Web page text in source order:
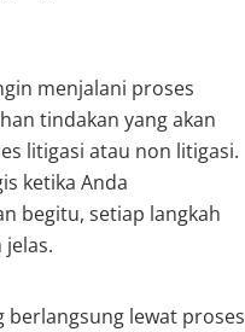
menjalani proses
tindakan yang akan
litigasi atau non litigasi.
ketika Anda
begitu, setiap langkah
berlangsung lewat proses